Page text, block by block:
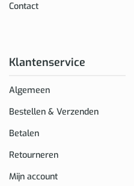
Contact
Klantenservice
Algemeen
Bestellen & Verzenden
Betalen
Retourneren
Mijn account